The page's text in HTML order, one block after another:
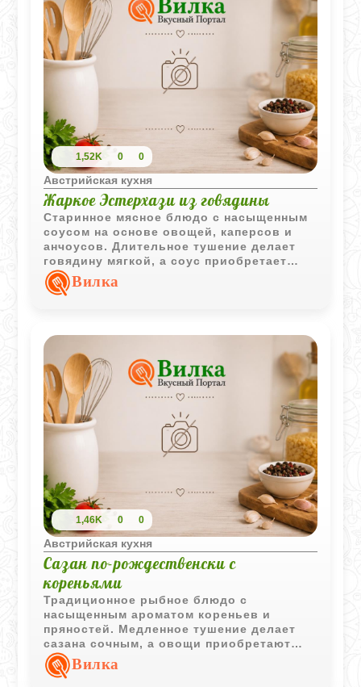
1,52K 0 0
Австрийская кухня
Жаркое Эстерхази из говядины
Старинное мясное блюдо с насыщенным
соусом на основе овощей, каперсов и
анчоусов. Длительное тушение делает
говядину мягкой, а соус приобретает
глубокий и выразительный вкус.
Вилка
1,46K 0 0
Австрийская кухня
Сазан по-рождественски с
кореньями
Традиционное рыбное блюдо с
насыщенным ароматом кореньев и
пряностей. Медленное тушение делает
сазана сочным, а овощи приобретают
глубокий и выразительный вкус.
Вилка